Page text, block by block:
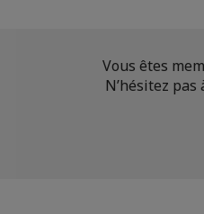
Vous êtes
N’hésitez